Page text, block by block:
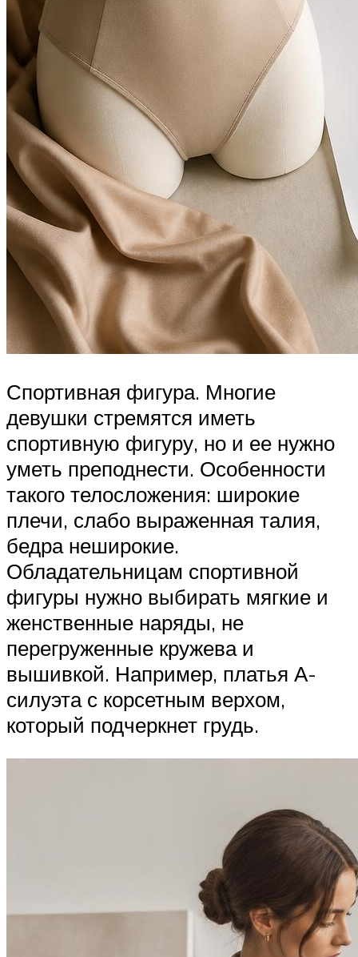
Спортивная фигура. Многие
девушки стремятся иметь
спортивную фигуру, но и ее нужно
уметь преподнести. Особенности
такого телосложения: широкие
плечи, слабо выраженная талия,
бедра неширокие.
Обладательницам спортивной
фигуры нужно выбирать мягкие и
женственные наряды, не
перегруженные кружева и
вышивкой. Например, платья А-
силуэта с корсетным верхом,
который подчеркнет грудь.